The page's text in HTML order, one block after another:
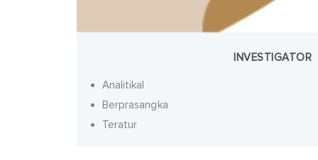
INVESTIGATOR
Analitikal
Berprasangka
Teratur